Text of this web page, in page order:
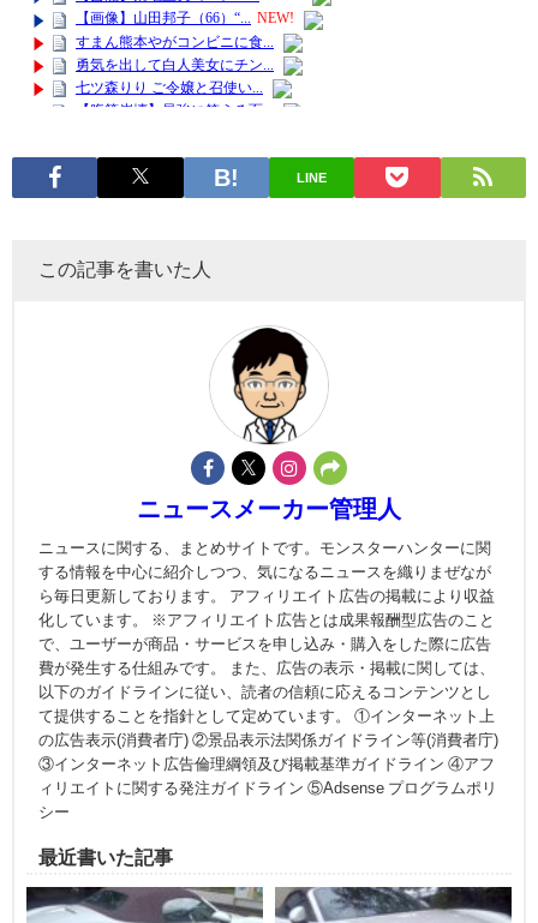
LINE
この記事を書いた人
ニュースメーカー管理人
ニュースに関する、まとめサイトです。モンスターハンターに関
する情報を中心に紹介しつつ、気になるニュースを織りまぜなが
ら毎日更新しております。 アフィリエイト広告の掲載により収益
化しています。 ※アフィリエイト広告とは成果報酬型広告のこと
で、ユーザーが商品・サービスを申し込み・購入をした際に広告
費が発生する仕組みです。 また、広告の表示・掲載に関しては、
以下のガイドラインに従い、読者の信頼に応えるコンテンツとし
て提供することを指針として定めています。 ①インターネット上
の広告表示(消費者庁) ②景品表示法関係ガイドライン等(消費者庁)
③インターネット広告倫理綱領及び掲載基準ガイドライン ④アフ
ィリエイトに関する発注ガイドライン ⑤Adsense プログラムポリ
シー
最近書いた記事